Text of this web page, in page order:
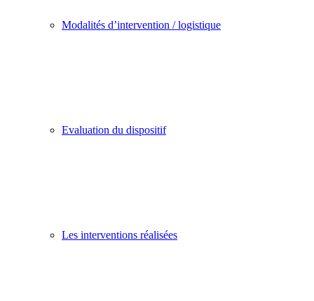
Modalités d’intervention / logistique
Evaluation du dispositif
Les interventions réalisées